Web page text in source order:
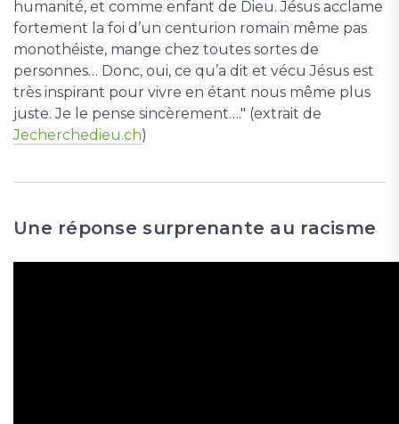
humanité, et comme enfant de Dieu. Jésus acclame
fortement la foi d’un centurion romain même pas
monothéiste, mange chez toutes sortes de
personnes… Donc, oui, ce qu’a dit et vécu Jésus est
très inspirant pour vivre en étant nous même plus
juste. Je le pense sincèrement…." (extrait de
Jecherchedieu.ch)
Une réponse surprenante au racisme